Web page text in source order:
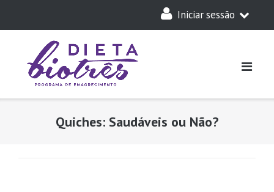
Iniciar sessão
Quiches: Saudáveis ou Não?